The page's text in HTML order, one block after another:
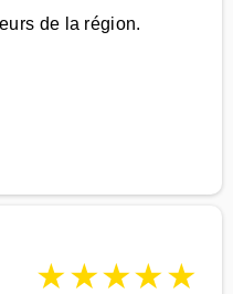
de la région.
★★★★★